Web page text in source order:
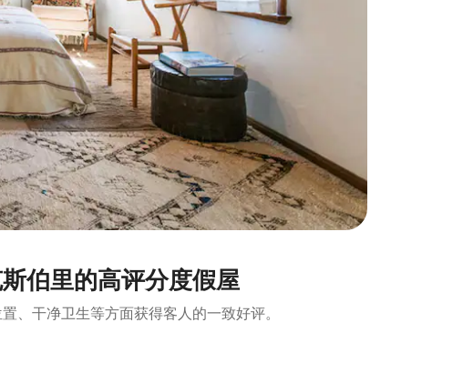
伯里的高评分度假屋
、干净卫生等方面获得客人的一致好评。